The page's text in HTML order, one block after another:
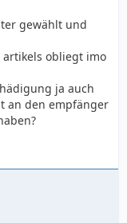
gewählt und
obliegt imo
ja auch
an den empfänger